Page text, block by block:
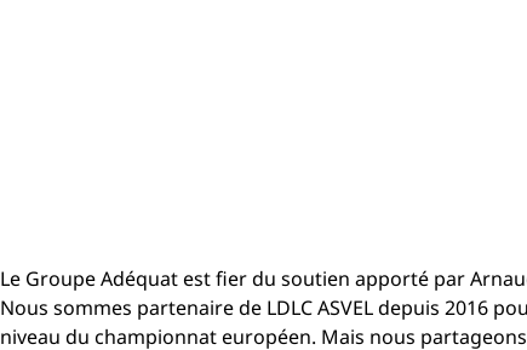
Le Groupe Adéquat est fier du soutien apporté par
Nous sommes partenaire de LDLC ASVEL depuis 2016
niveau du championnat européen. Mais nous